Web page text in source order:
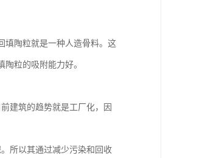
填陶粒就是一种人造骨料。这
粒的吸附能力好。
建筑的趋势就是工厂化，因
所以其通过减少污染和回收